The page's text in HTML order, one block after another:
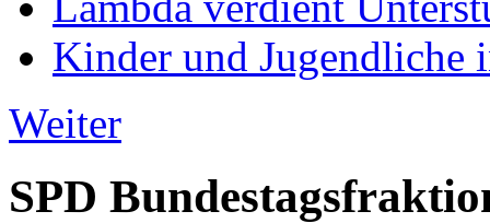
Kinder und Jugendliche
Weiter
SPD